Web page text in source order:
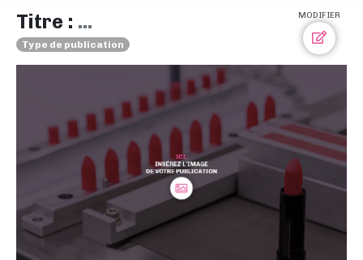
MODIFIER
Titre : ...
Type de publication